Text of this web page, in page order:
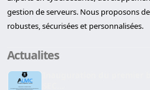
gestion de serveurs. Nous proposons
robustes, sécurisées et personnalisées.
Actualites